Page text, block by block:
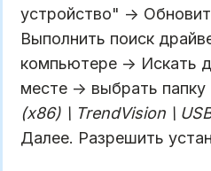
устройство" ->
Выполнить поиск
компьютере -> Искать
месте -> выбрать папку
(x86) \ TrendVision \
Далее. Разрешить